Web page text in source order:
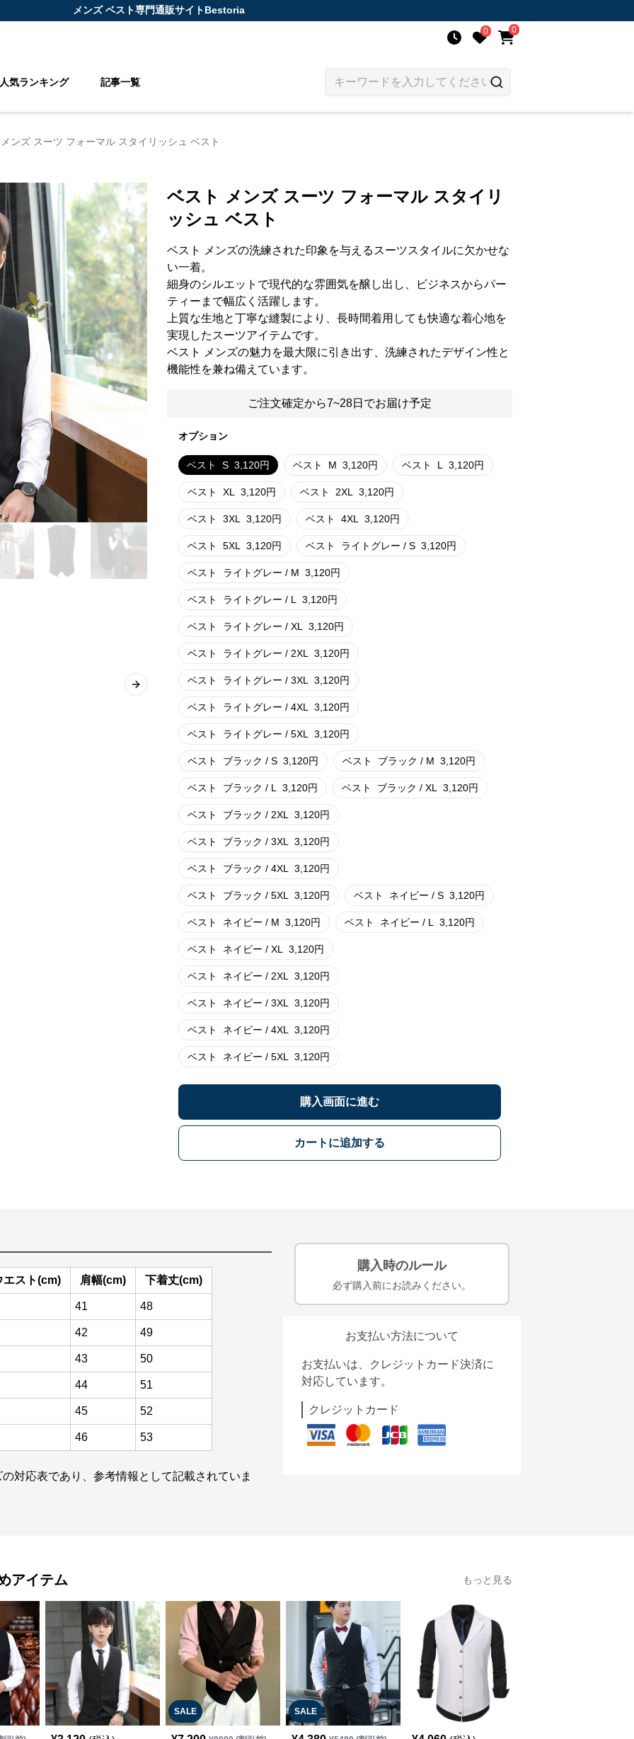
メンズ ベスト専門通販サイトBestoria
0 0
人気ランキング 記事一覧
ンズ スーツ フォーマル スタイリッシュ ベスト
Next slide
ベスト メンズ スーツ フォーマル スタイリ
ッシュ ベスト
ベスト メンズの洗練された印象を与えるスーツスタイルに欠かせな
い一着。
細身のシルエットで現代的な雰囲気を醸し出し、ビジネスからパー
ティーまで幅広く活躍します。
上質な生地と丁寧な縫製により、長時間着用しても快適な着心地を
実現したスーツアイテムです。
ベスト メンズの魅力を最大限に引き出す、洗練されたデザイン性と
機能性を兼ね備えています。
ご注文確定から7~28日でお届け予定
オプション
ベスト S 3,120円 ベスト M 3,120円 ベスト L 3,120円
ベスト XL 3,120円 ベスト 2XL 3,120円
ベスト 3XL 3,120円 ベスト 4XL 3,120円
ベスト 5XL 3,120円 ベスト ライトグレー / S 3,120円
ベスト ライトグレー / M 3,120円
ベスト ライトグレー / L 3,120円
ベスト ライトグレー / XL 3,120円
ベスト ライトグレー / 2XL 3,120円
ベスト ライトグレー / 3XL 3,120円
ベスト ライトグレー / 4XL 3,120円
ベスト ライトグレー / 5XL 3,120円
ベスト ブラック / S 3,120円 ベスト ブラック / M 3,120円
ベスト ブラック / L 3,120円 ベスト ブラック / XL 3,120円
ベスト ブラック / 2XL 3,120円
ベスト ブラック / 3XL 3,120円
ベスト ブラック / 4XL 3,120円
ベスト ブラック / 5XL 3,120円 ベスト ネイビー / S 3,120円
ベスト ネイビー / M 3,120円 ベスト ネイビー / L 3,120円
ベスト ネイビー / XL 3,120円
ベスト ネイビー / 2XL 3,120円
ベスト ネイビー / 3XL 3,120円
ベスト ネイビー / 4XL 3,120円
ベスト ネイビー / 5XL 3,120円
購入画面に進む
カートに追加する
エスト(cm) 肩幅(cm) 下着丈(cm)
41 48
42 49
43 50
44 51
45 52
46 53
対応表であり、参考情報として記載されていま
購入時のルール
必ず購入前にお読みください。
お支払い方法について
お支払いは、クレジットカード決済に
対応しています。
クレジットカード
アイテム もっと見る
SALE SALE